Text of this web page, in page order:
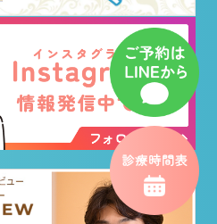
診療時間表